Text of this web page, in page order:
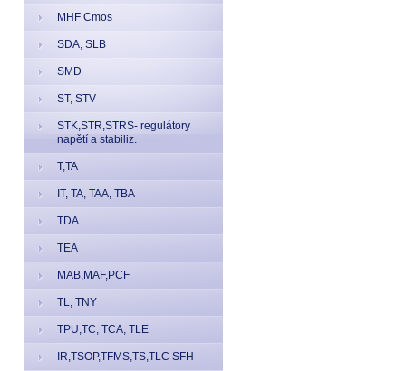
MHF Cmos
SDA, SLB
SMD
ST, STV
STK,STR,STRS- regulátory
napětí a stabiliz.
T,TA
IT, TA, TAA, TBA
TDA
TEA
MAB,MAF,PCF
TL, TNY
TPU,TC, TCA, TLE
IR,TSOP,TFMS,TS,TLC SFH